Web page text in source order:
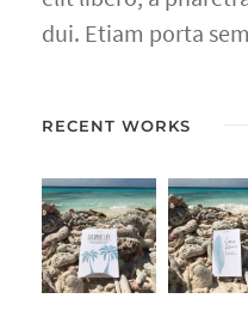
dui. Etiam porta
RECENT WORKS